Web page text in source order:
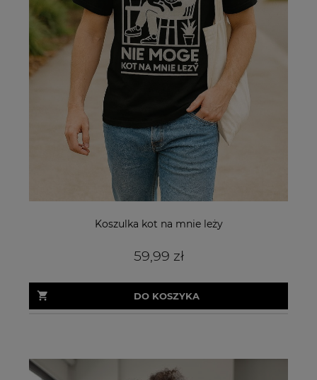
Koszulka kot na mnie leży
59,99 zł
DO KOSZYKA